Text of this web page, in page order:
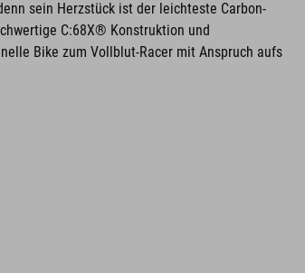
sein Herzstück ist der leichteste Carbon-
C:68X® Konstruktion und
Bike zum Vollblut-Racer mit Anspruch aufs